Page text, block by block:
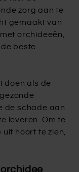
zorg aan te
gemaakt van
orchideeën,
beste
doen als de
de schade aan
leveren. Om te
hoort te zien,